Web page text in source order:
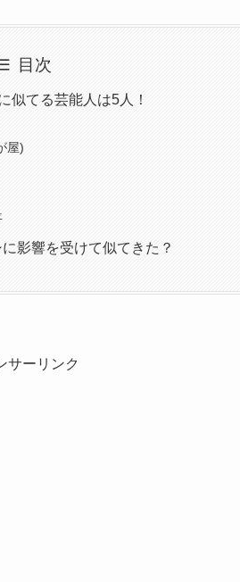
目次
似てる芸能人は5人！
屋)
影響を受けて似てきた？
サーリンク